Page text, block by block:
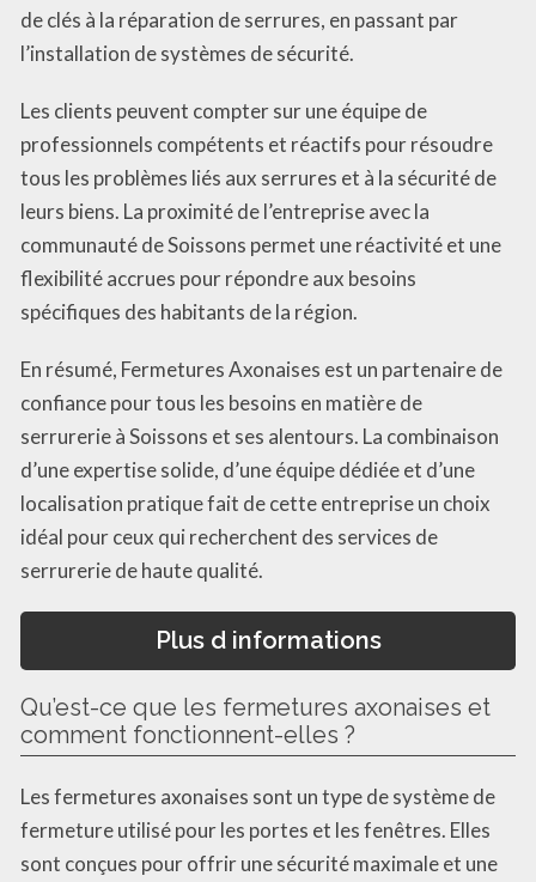
de clés à la réparation de serrures, en passant par
l’installation de systèmes de sécurité.
Les clients peuvent compter sur une équipe de
professionnels compétents et réactifs pour résoudre
tous les problèmes liés aux serrures et à la sécurité de
leurs biens. La proximité de l’entreprise avec la
communauté de Soissons permet une réactivité et une
flexibilité accrues pour répondre aux besoins
spécifiques des habitants de la région.
En résumé, Fermetures Axonaises est un partenaire de
confiance pour tous les besoins en matière de
serrurerie à Soissons et ses alentours. La combinaison
d’une expertise solide, d’une équipe dédiée et d’une
localisation pratique fait de cette entreprise un choix
idéal pour ceux qui recherchent des services de
serrurerie de haute qualité.
Plus d informations
Qu’est-ce que les fermetures axonaises et
comment fonctionnent-elles ?
Les fermetures axonaises sont un type de système de
fermeture utilisé pour les portes et les fenêtres. Elles
sont conçues pour offrir une sécurité maximale et une